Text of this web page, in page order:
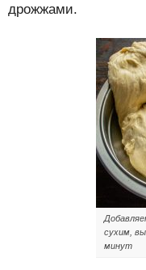
дрожжами.
сухим,
минут